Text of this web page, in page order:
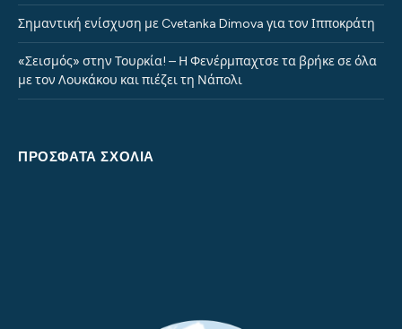
Σημαντική ενίσχυση με Cvetanka Dimova για τον Ιπποκράτη
«Σεισμός» στην Τουρκία! – Η Φενέρμπαχτσε τα βρήκε σε όλα
με τον Λουκάκου και πιέζει τη Νάπολι
ΠΡΌΣΦΑΤΑ ΣΧΌΛΙΑ